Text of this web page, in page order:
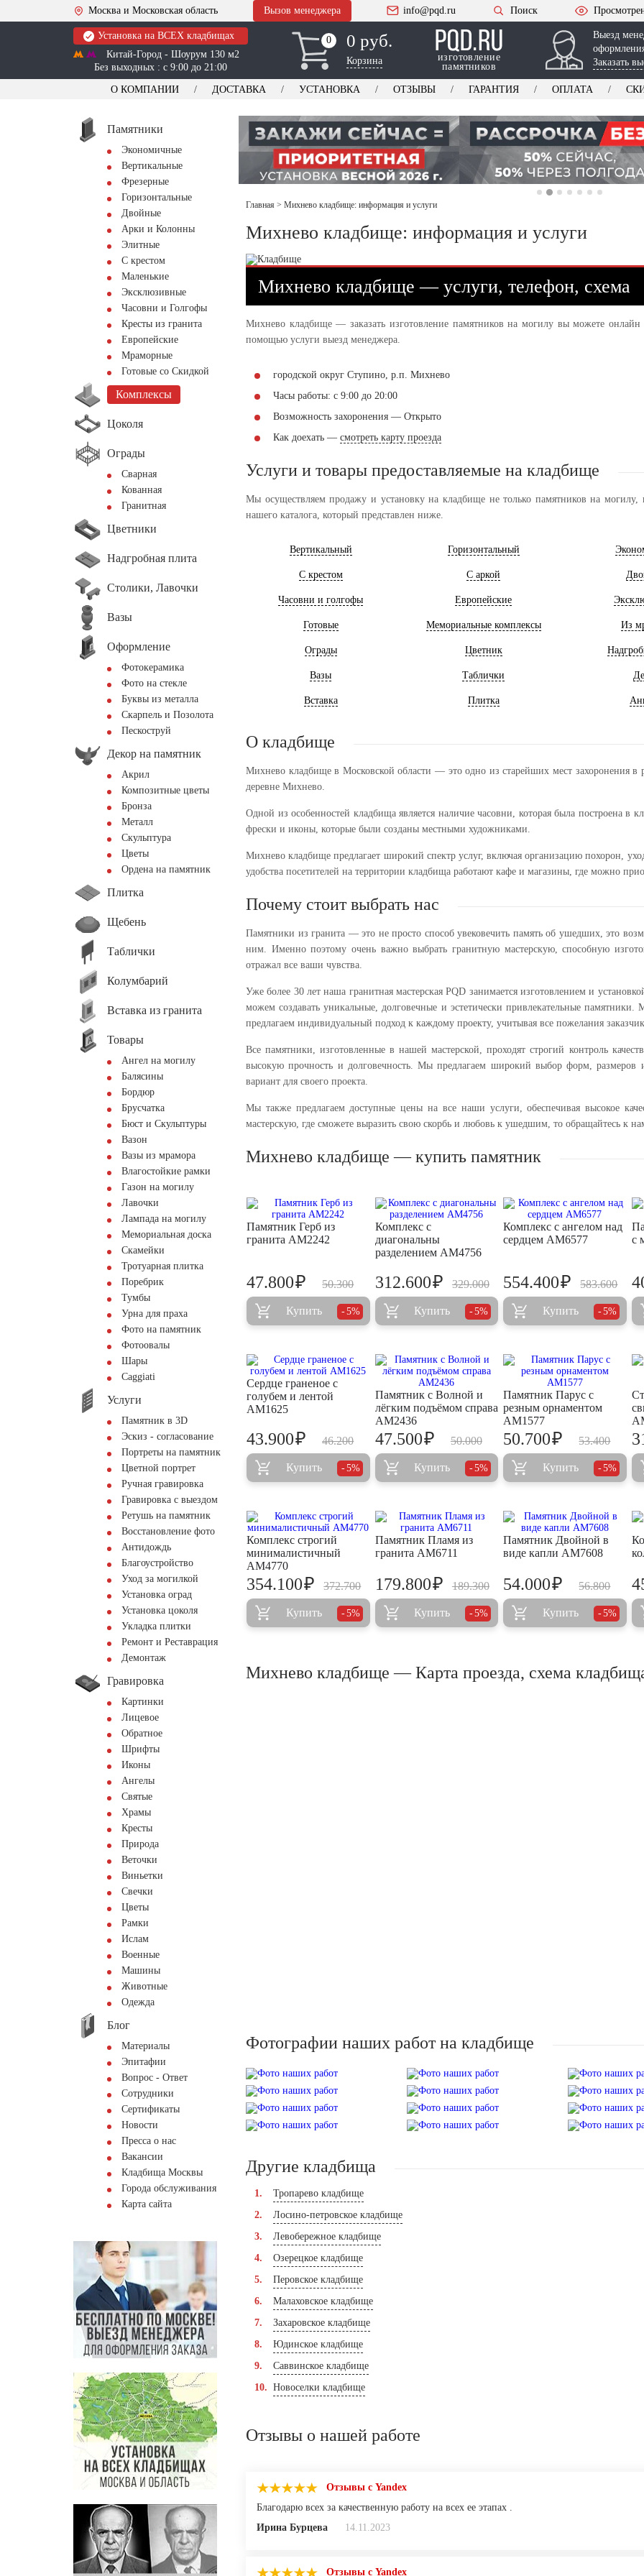
Москва и Московская область Вызов менеджера info@pqd.ru Поиск
Установка на ВСЕХ кладбищах
Китай-Город - Шоурум 130 м2
Без выходных : с 9:00 до 21:00
0
0 0 руб.
Корзина
изготовление
памятников
Выезд
Заказать
О КОМПАНИИ ДОСТАВКА УСТАНОВКА ОТЗЫВЫ ГАРАНТИЯ ОПЛАТА
Памятники
Экономичные
Вертикальные
Фрезерные
Горизонтальные
Двойные
Арки и Колонны
Элитные
С крестом
Маленькие
Эксклюзивные
Часовни и Голгофы
Кресты из гранита
Европейские
Мраморные
Готовые со Скидкой
Комплексы
Цоколя
Ограды
Сварная
Кованная
Гранитная
Цветники
Надгробная плита
Столики, Лавочки
Вазы
Оформление
Фотокерамика
Фото на стекле
Буквы из металла
Скарпель и Позолота
Пескоструй
Декор на памятник
Акрил
Композитные цветы
Бронза
Металл
Скульптура
Цветы
Ордена на памятник
Плитка
Щебень
Таблички
Колумбарий
Вставка из гранита
Товары
Ангел на могилу
Балясины
Бордюр
Брусчатка
Бюст и Скульптуры
Вазон
Вазы из мрамора
Влагостойкие рамки
Газон на могилу
Лавочки
Лампада на могилу
Мемориальная доска
Скамейки
Тротуарная плитка
Поребрик
Тумбы
Урна для праха
Фото на памятник
Фотоовалы
Шары
Сaggiati
Услуги
Памятник в 3D
Эскиз - согласование
Портреты на памятник
Цветной портрет
Ручная гравировка
Гравировка с выездом
Ретушь на памятник
Восстановление фото
Антидождь
Благоустройство
Уход за могилкой
Установка оград
Установка цоколя
Укладка плитки
Ремонт и Реставрация
Демонтаж
Гравировка
Картинки
Лицевое
Обратное
Шрифты
Иконы
Ангелы
Святые
Храмы
Кресты
Природа
Веточки
Виньетки
Свечки
Цветы
Рамки
Ислам
Военные
Машины
Животные
Одежда
Блог
Материалы
Эпитафии
Вопрос - Ответ
Сотрудники
Сертификаты
Новости
Пресса о нас
Вакансии
Кладбища Москвы
Города обслуживания
Карта сайта
Главная > Михнево кладбище: информация и услуги
Михнево кладбище: информация и услуги
Михнево кладбище — услуги, телефон, схема
Михнево кладбище — заказать изготовление памятников на могилу вы можете
помощью услуги выезд менеджера.
городской округ Ступино, р.п. Михнево
Часы работы: с 9:00 до 20:00
Возможность захоронения — Открыто
Как доехать — смотреть карту проезда
Услуги и товары предоставляемые на кладбище
Мы осуществляем продажу и установку на кладбище не только памятников на
нашего каталога, который представлен ниже.
Вертикальный Горизонтальный
С крестом С аркой
Часовни и голгофы Европейские
Готовые Мемориальные комплексы Из
Ограды Цветник
Вазы Таблички
Вставка Плитка
О кладбище
Михнево кладбище в Московской области — это одно из старейших мест захоронения
деревне Михнево.
Одной из особенностей кладбища является наличие часовни, которая была построена в
фрески и иконы, которые были созданы местными художниками.
Михнево кладбище предлагает широкий спектр услуг, включая организацию похорон,
удобства посетителей на территории кладбища работают кафе и магазины, где можно
Почему стоит выбрать нас
Памятники из гранита — это не просто способ увековечить память об ушедших, это
ним. Именно поэтому очень важно выбрать гранитную мастерскую, способную
отражал все ваши чувства.
Уже более 30 лет наша гранитная мастерская PQD занимается изготовлением и
можем создавать уникальные, долговечные и эстетически привлекательные
предлагаем индивидуальный подход к каждому проекту, учитывая все пожелания
Все памятники, изготовленные в нашей мастерской, проходят строгий контроль
высокую прочность и долговечность. Мы предлагаем широкий выбор форм,
вариант для своего проекта.
Мы также предлагаем доступные цены на все наши услуги, обеспечивая высокое
мастерскую, где сможете выразить свою скорбь и любовь к ушедшим, то обращайтесь к
Михнево кладбище — купить памятник
Памятник Герб из
гранита AM2242
50.300
47.800₽
Купить 5%
Комплекс с
диагональны
разделением AM4756
329.000
312.600₽
Купить 5%
Комплекс с ангелом над
сердцем AM6577
583.600
554.400₽
Купить 5%
с
Сердце граненое с
голубем и лентой
AM1625
46.200
43.900₽
Купить 5%
Памятник с Волной и
лёгким подъёмом справа
AM2436
50.000
47.500₽
Купить 5%
Памятник Парус с
резным орнаментом
AM1577
53.400
50.700₽
Купить 5%
Комплекс строгий
минималистичный
AM4770
372.700
354.100₽
Купить 5%
Памятник Пламя из
гранита AM6711
189.300
179.800₽
Купить 5%
Памятник Двойной в
виде капли AM7608
56.800
54.000₽
Купить 5%
Михнево кладбище — Карта проезда, схема
Фотографии наших работ на кладбище
Другие кладбища
Тропарево кладбище
Лосино-петровское кладбище
Левобережное кладбище
Озерецкое кладбище
Перовское кладбище
Малаховское кладбище
Захаровское кладбище
Юдинское кладбище
Саввинское кладбище
Новоселки кладбище
Отзывы о нашей работе
Отзывы с Yandex
Благодарю всех за качественную работу на всех ее этапах .
Ирина Бурцева
14.11.2023
Отзывы с Yandex